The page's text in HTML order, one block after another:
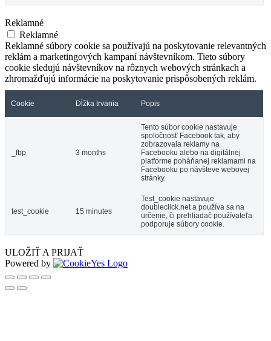
Reklamné
Reklamné
Reklamné súbory cookie sa používajú na poskytovanie relevantných
reklám a marketingových kampaní návštevníkom. Tieto súbory
cookie sledujú návštevníkov na rôznych webových stránkach a
zhromažďujú informácie na poskytovanie prispôsobených reklám.
Cookie Dĺžka trvania Popis
_fbp 3 months
Tento súbor cookie nastavuje
spoločnosť Facebook tak, aby
zobrazovala reklamy na
Facebooku alebo na digitálnej
platforme poháňanej reklamami na
Facebooku po návšteve webovej
stránky.
test_cookie 15 minutes
Test_cookie nastavuje
doubleclick.net a používa sa na
určenie, či prehliadač používateľa
podporuje súbory cookie.
ULOŽIŤ A PRIJAŤ
Powered by